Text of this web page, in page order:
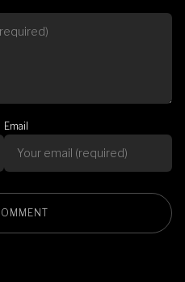
Email